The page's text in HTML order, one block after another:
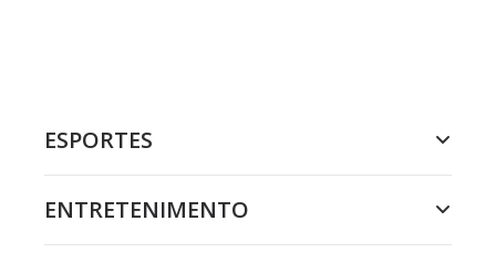
ESPORTES
ENTRETENIMENTO